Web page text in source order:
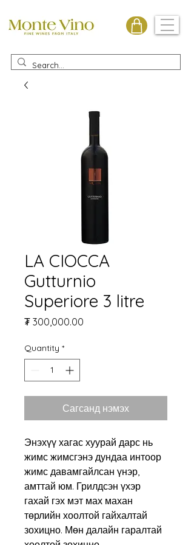
Monte Vino
LA CIOCCA
Gutturnio
Superiore 3 litre
₮ 300,000.00
Quantity *
Сагсанд нэмэх
Энэхүү хагас хуурай дарс нь
жимс жимсгэнэ дундаа интоор
жимс давамгайлсан үнэр,
амттай юм. Грилдсэн үхэр
гахай гэх мэт мах махан
төрлийн хоолтой гайхалтай
зохицно. Мөн далайн гаралтай